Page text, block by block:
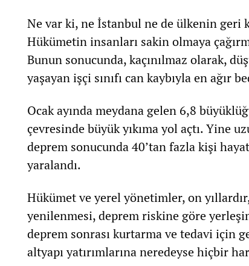
Ne var ki, ne İstanbul ne de ülkenin geri
Hükümetin insanları sakin olmaya
Bunun sonucunda, kaçınılmaz olarak,
yaşayan işçi sınıfı can kaybıyla en ağır
Ocak ayında meydana gelen 6,8
çevresinde büyük yıkıma yol açtı. Yine
deprem sonucunda 40’tan fazla kişi
yaralandı.
Hükümet ve yerel yönetimler, on
yenilenmesi, deprem riskine göre
deprem sonrası kurtarma ve tedavi için
altyapı yatırımlarına neredeyse hiçbir